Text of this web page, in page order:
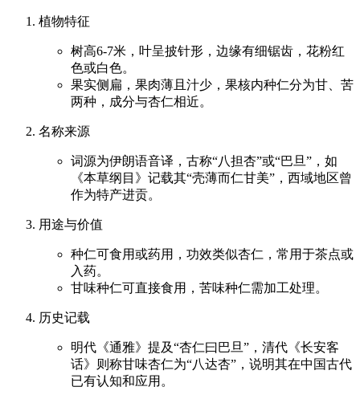
植物特征
树高6-7米，叶呈披针形，边缘有细锯齿，花粉红
色或白色。
果实侧扁，果肉薄且汁少，果核内种仁分为甘、苦
两种，成分与杏仁相近。
名称来源
词源为伊朗语音译，古称“八担杏”或“巴旦”，如
《本草纲目》记载其“壳薄而仁甘美”，西域地区曾
作为特产进贡。
用途与价值
种仁可食用或药用，功效类似杏仁，常用于茶点或
入药。
甘味种仁可直接食用，苦味种仁需加工处理。
历史记载
明代《通雅》提及“杏仁曰巴旦”，清代《长安客
话》则称甘味杏仁为“八达杏”，说明其在中国古代
已有认知和应用。